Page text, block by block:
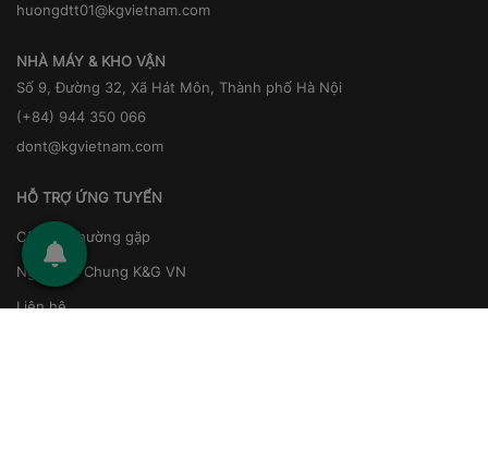
huongdtt01@kgvietnam.com
NHÀ MÁY & KHO VẬN
Số 9, Đường 32, Xã Hát Môn, Thành phố Hà Nội
(+84) 944 350 066
dont@kgvietnam.com
HỖ TRỢ ỨNG TUYỂN
Câu hỏi thường gặp
Ngôi Nhà Chung K&G VN
Liên hệ